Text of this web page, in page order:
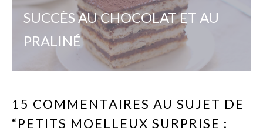
SUCCÈS AU CHOCOLAT ET AU
PRALINÉ
15 COMMENTAIRES AU SUJET DE
“PETITS MOELLEUX SURPRISE :